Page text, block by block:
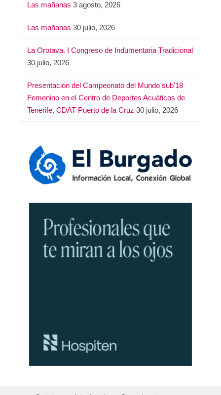
Las mañanas 3 agosto, 2026
Las mañanas 30 julio, 2026
La Orotava. I Congreso de Indumentaria Tradicional
30 julio, 2026
Presentación del Campeonato del Mundo sub’18
Femenino en el Centro de Deportes Acuáticos de
Tenerife, CDAT Puerto de la Cruz 30 julio, 2026